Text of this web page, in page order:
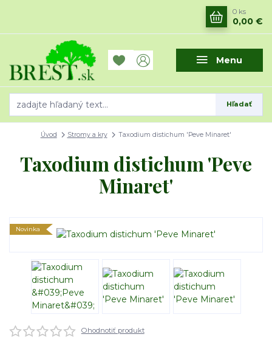
Menu
Hľadať
0 ks
0,00 €
Úvod Stromy a kry Taxodium distichum 'Peve Minaret'
Taxodium distichum 'Peve
Minaret'
Novinka
Ohodnotiť produkt